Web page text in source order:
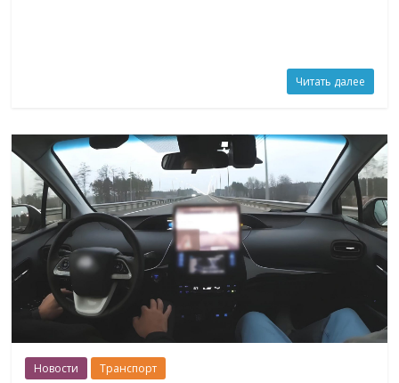
Читать далее
Новости Транспорт